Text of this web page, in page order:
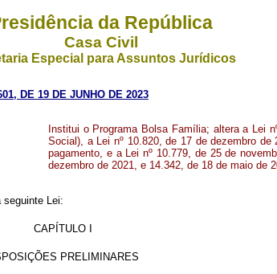
da República
Casa Civil
Especial para Assuntos Jurídicos
DE 19 DE JUNHO DE 2023
Institui o Programa Bolsa Família; altera a Lei
Social), a Lei nº 10.820, de 17 de dezembro
pagamento, e a Lei nº 10.779, de 25 de
dezembro de 2021, e 14.342, de 18 de maio de
Lei:
CAPÍTULO I
PRELIMINARES